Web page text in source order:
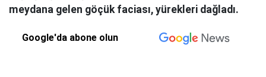
meydana gelen göçük faciası, yürekleri dağladı.
Google'da abone olun